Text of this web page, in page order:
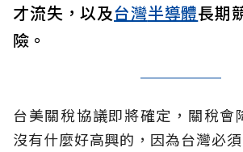
才流失，以及台灣半導體長期
險。
台美關稅協議即將確定，關稅會
沒有什麼好高興的，因為台灣必